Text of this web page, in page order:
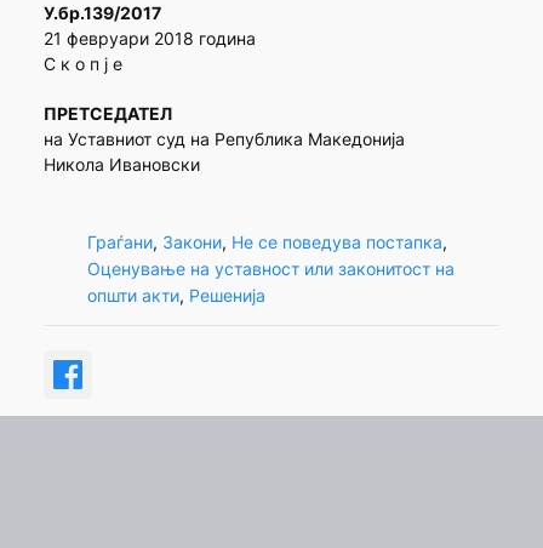
У.бр.139/2017
21 февруари 2018 година
С к о п ј е
ПРЕТСЕДАТЕЛ
на Уставниот суд на Република Македонија
Никола Ивановски
Граѓани, Закони, Не се поведува постапка
Оценување на уставност или законитост на
општи акти, Решенија